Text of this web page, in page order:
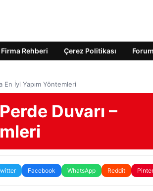
Firma Rehberi Çerez Politikası Forum
En İyi Yapım Yöntemleri
Duvarı –
Facebook WhatsApp Reddit